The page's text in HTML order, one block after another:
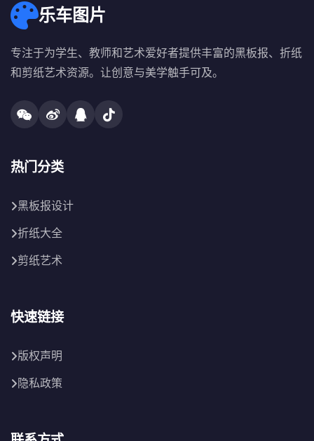
乐车图片
专注于为学生、教师和艺术爱好者提供丰富的黑板报、折纸
和剪纸艺术资源。让创意与美学触手可及。
热门分类
黑板报设计
折纸大全
剪纸艺术
快速链接
版权声明
隐私政策